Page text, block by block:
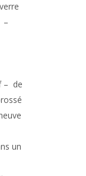
–
– de
un